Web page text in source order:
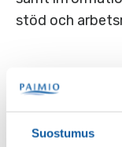
Suostumus
stöd och
Som